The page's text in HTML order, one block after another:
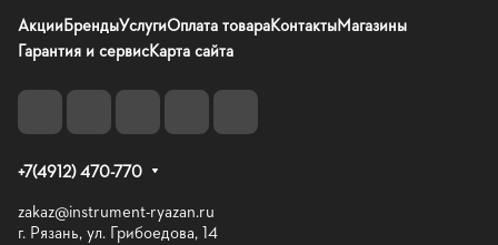
АкцииБрендыУслугиОплата товараКонтактыМагазины
Гарантия и сервисКарта сайта
+7(4912) 470-770
zakaz@instrument-ryazan.ru
г. Рязань, ул. Грибоедова, 14